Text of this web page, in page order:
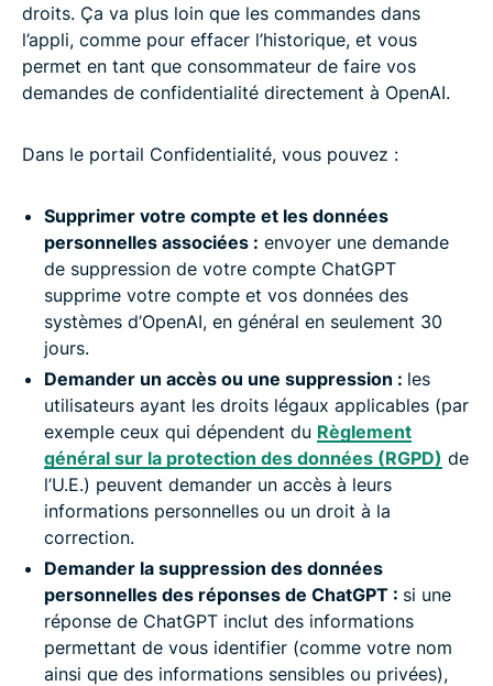
droits. Ça va plus loin que les commandes dans
l’appli, comme pour effacer l’historique, et vous
permet en tant que consommateur de faire vos
demandes de confidentialité directement à OpenAI.
Dans le portail Confidentialité, vous pouvez :
Supprimer votre compte et les données
personnelles associées : envoyer une demande
de suppression de votre compte ChatGPT
supprime votre compte et vos données des
systèmes d’OpenAI, en général en seulement 30
jours.
Demander un accès ou une suppression : les
utilisateurs ayant les droits légaux applicables (par
exemple ceux qui dépendent du Règlement
général sur la protection des données (RGPD) de
l’U.E.) peuvent demander un accès à leurs
informations personnelles ou un droit à la
correction.
Demander la suppression des données
personnelles des réponses de ChatGPT : si une
réponse de ChatGPT inclut des informations
permettant de vous identifier (comme votre nom
ainsi que des informations sensibles ou privées),